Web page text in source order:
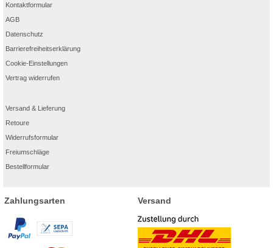
Kontaktformular
AGB
Datenschutz
Barrierefreiheitserklärung
Cookie-Einstellungen
Vertrag widerrufen
Versand & Lieferung
Retoure
Widerrufsformular
Freiumschläge
Bestellformular
Zahlungsarten Versand